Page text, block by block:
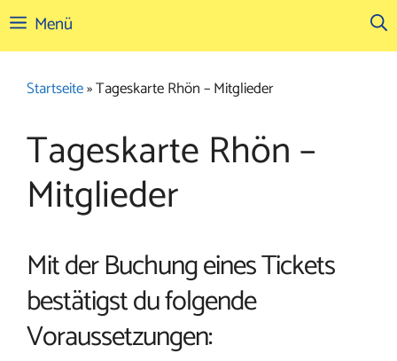
Menü
Startseite»Tageskarte Rhön – Mitglieder
Tageskarte Rhön –
Mitglieder
Mit der Buchung eines Tickets
bestätigst du folgende
Voraussetzungen: